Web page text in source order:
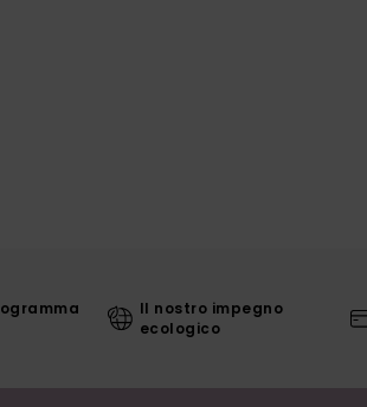
Il nostro impegno
ecologico